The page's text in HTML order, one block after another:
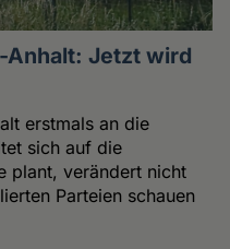
Anhalt: Jetzt wird
erstmals an die
sich auf die
plant, verändert nicht
Parteien schauen